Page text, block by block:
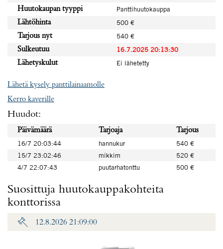
Huutokaupan tyyppi
Panttihuutokauppa
Lähtöhinta
500 €
Tarjous nyt
540 €
Sulkeutuu
16.7.2025 20:13:30
Lähetyskulut
Ei lähetetty
Lähetä kysely panttilainaamolle
Kerro kaverille
Huudot:
Päivämäärä Tarjoaja
Tarjous
16/7 20:03:44
hannukur
540 €
15/7 23:02:46
mikkim
520 €
4/7 22:07:43
puutarhatonttu 500 €
Suosittuja huutokauppakohteita
konttorissa
12.8.2026 21:09:00